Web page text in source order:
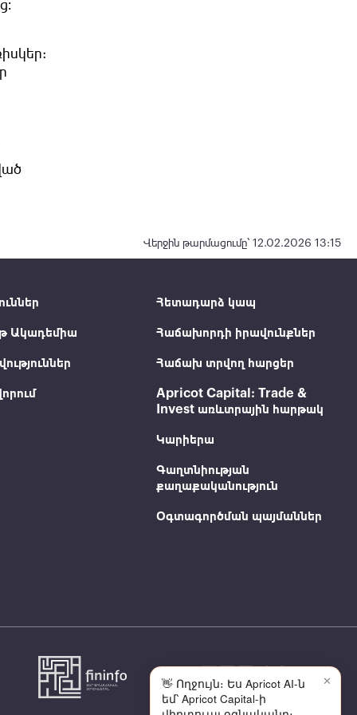
Վերջին թարմացումը՝ 12.02.2026 13:15
Ակադեմիա
Հետադարձ կապ
Հաճախորդի իրավունքներ
Հաճախ տրվող հարցեր
Apricot Capital: Trade &
Invest առևտրային հարթակ
Կարիերա
Գաղտնիության
քաղաքականություն
Օգտագործման պայմաններ
✕
👋 Ողջույն։ Ես Apricot AI-ն
եմ՝ Apricot Capital-ի